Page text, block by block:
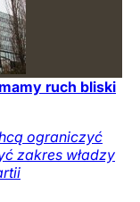
ruch bliski
ograniczyć
zakres władzy